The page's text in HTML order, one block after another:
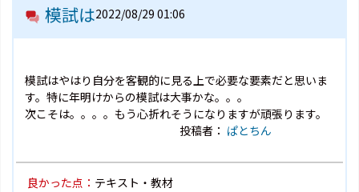
模試は2022/08/29 01:06
模試はやはり自分を客観的に見る上で必要な要素だと思いま
す。特に年明けからの模試は大事かな。。。
次こそは。。。。もう心折れそうになりますが頑張ります。
投稿者： ぱとちん
良かった点： テキスト・教材